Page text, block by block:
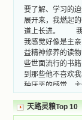
要了解、学习的
展开来，我燃起
道上长进。 我
我感觉好像是主
益精神修养的读
些世面流行的书
到那些他不喜欢我
种厌恶的感觉。
地防护着我，从
本不良的书籍
善，这些圣人的
天路灵粮Top 10